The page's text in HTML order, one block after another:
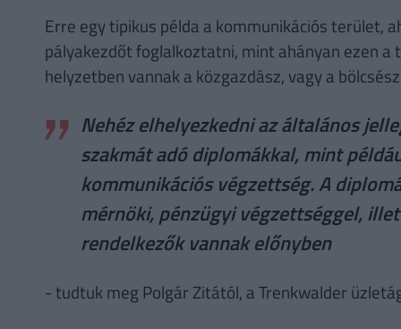
Erre egy tipikus példa a kommunikációs terület,
pályakezdőt foglalkoztatni, mint ahányan ezen
helyzetben vannak a közgazdász, vagy a
Nehéz elhelyezkedni az általános
szakmát adó diplomákkal, mint
kommunikációs végzettség. A
mérnöki, pénzügyi végzettséggel,
rendelkezők vannak előnyben
- tudtuk meg Polgár Zitától, a Trenkwalder